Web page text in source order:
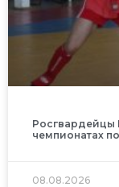
Росгвардейцы
чемпионатах
08.08.2026